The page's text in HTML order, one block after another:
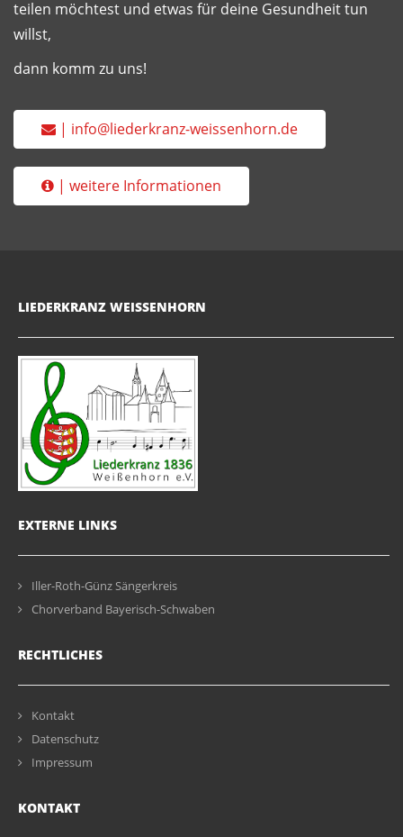
teilen möchtest und etwas für deine Gesundheit tun
willst,
dann komm zu uns!
| info@liederkranz-weissenhorn.de
| weitere Informationen
LIEDERKRANZ WEISSENHORN
EXTERNE LINKS
Iller-Roth-Günz Sängerkreis
Chorverband Bayerisch-Schwaben
RECHTLICHES
Kontakt
Datenschutz
Impressum
KONTAKT